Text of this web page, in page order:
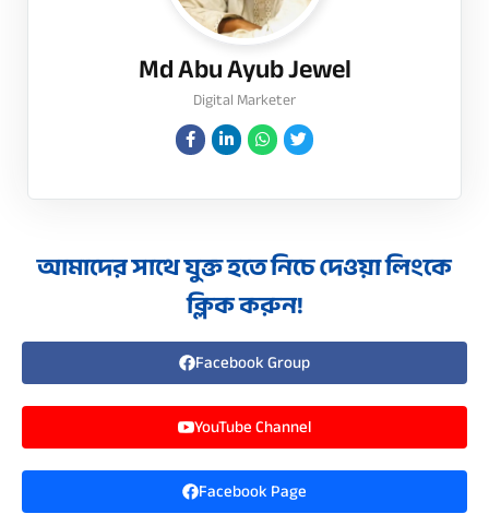
Md Abu Ayub Jewel
Digital Marketer
আমাদের সাথে যুক্ত হতে নিচে দেওয়া লিংকে
ক্লিক করুন!
Facebook Group
YouTube Channel
Facebook Page